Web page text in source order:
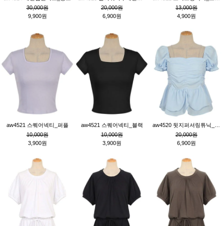
30,000원
9,900원
20,000원
6,900원
13,000원
4,900원
aw4521 스퀘어넥티_퍼플
10,000원
3,900원
aw4521 스퀘어넥티_블랙
10,000원
3,900원
20,000원
6,900원